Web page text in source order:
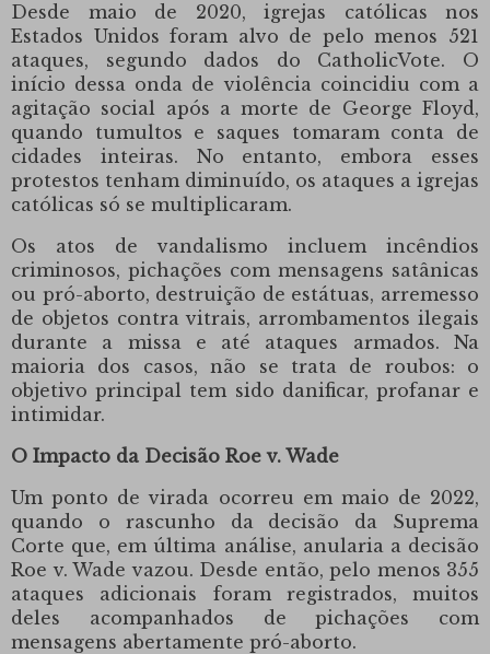
Desde maio de 2020, igrejas católicas nos
Estados Unidos foram alvo de pelo menos 521
ataques, segundo dados do CatholicVote.
O
início dessa onda de violência coincidiu com a
agitação social após a morte de George Floyd,
quando tumultos e saques tomaram conta de
cidades inteiras.
No entanto, embora esses
protestos tenham diminuído, os ataques a igrejas
católicas só se multiplicaram.
Os atos de vandalismo incluem incêndios
criminosos, pichações com mensagens satânicas
ou pró-aborto, destruição de estátuas, arremesso
de objetos contra vitrais, arrombamentos ilegais
durante a missa e até ataques armados.
Na
maioria dos casos, não se trata de roubos: o
objetivo principal tem sido danificar, profanar e
intimidar.
O Impacto da Decisão Roe v. Wade
Um ponto de virada ocorreu em maio de 2022,
quando o rascunho da decisão da Suprema
Corte que, em última análise, anularia a decisão
Roe v. Wade vazou. Desde então, pelo menos 355
ataques adicionais foram registrados, muitos
deles acompanhados de pichações com
mensagens abertamente pró-aborto.